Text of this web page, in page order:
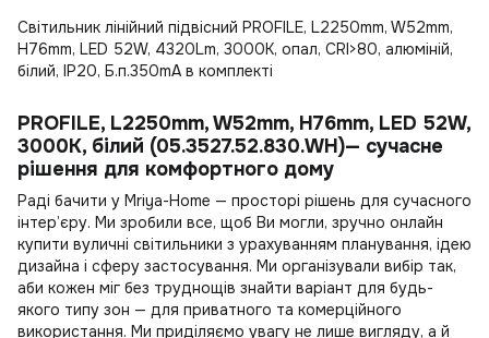
Світильник лінійний підвісний PROFILE, L2250mm, W52mm,
H76mm, LED 52W, 4320Lm, 3000К, опал, CRI>80, алюміній,
білий, IP20, Б.п.350mA в комплекті
PROFILE, L2250mm, W52mm, H76mm, LED 52W,
3000К, білий (05.3527.52.830.WH)— сучасне
рішення для комфортного дому
Раді бачити у Mriya-Home — просторі рішень для сучасного
інтер’єру. Ми зробили все, щоб Ви могли, зручно онлайн
купити вуличні світильники з урахуванням планування, ідею
дизайна і сферу застосування. Ми організували вибір так,
аби кожен міг без труднощів знайти варіант для будь-
якого типу зон — для приватного та комерційного
використання. Ми приділяємо увагу не лише вигляду, а й